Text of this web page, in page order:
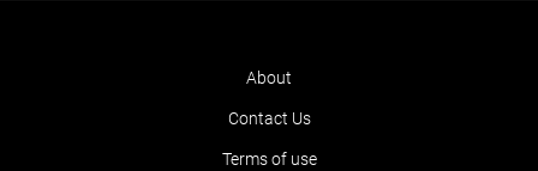
About
Contact Us
Terms of use